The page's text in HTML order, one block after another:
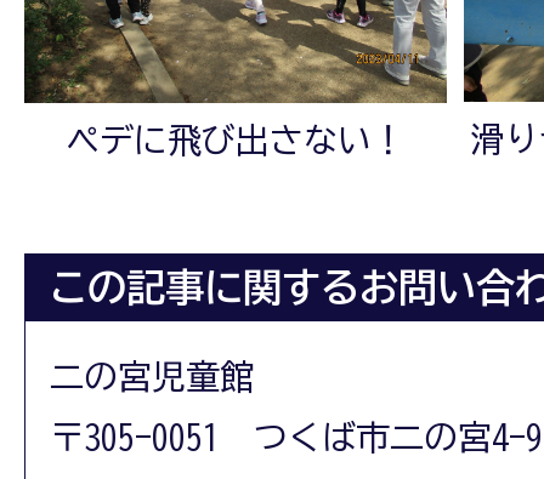
ペデに飛び出さない！ 滑
この記事に関するお問い合
二の宮児童館
〒305-0051 つくば市二の宮4-